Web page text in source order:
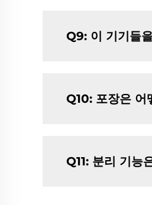
Q9: 이 기기들
Q10: 포장은 어
Q11: 분리 기능